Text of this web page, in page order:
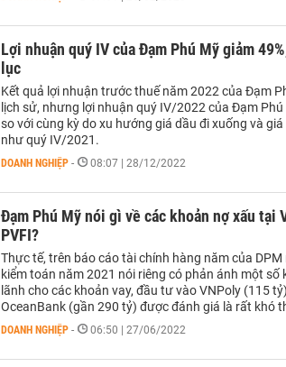
Lợi nhuận quý IV của Đạm Phú Mỹ giảm
lục
Kết quả lợi nhuận trước thuế năm 2022 của Đạm
lịch sử, nhưng lợi nhuận quý IV/2022 của Đạm
so với cùng kỳ do xu hướng giá dầu đi xuống và
như quý IV/2021.
DOANH NGHIỆP - 08:07 | 28/12/2022
Đạm Phú Mỹ nói gì về các khoản nợ xấu tại
PVFI?
Thực tế, trên báo cáo tài chính hàng năm của
kiểm toán năm 2021 nói riêng có phản ánh một số
lãnh cho các khoản vay, đầu tư vào VNPoly (115
OceanBank (gần 290 tỷ) được đánh giá là rất khó
DOANH NGHIỆP - 06:50 | 27/06/2022